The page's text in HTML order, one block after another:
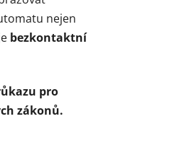
nejen
bezkontaktní
pro
zákonů.